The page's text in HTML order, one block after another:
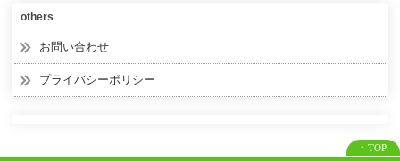
others
お問い合わせ
プライバシーポリシー
↑ TOP